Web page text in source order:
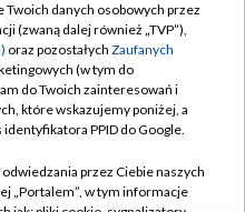
TVPdanych osobowych przez
(zwaną dalej również „TVP”),
oraz pozostałych Zaufanych
(w tym do
do Twoich zainteresowań i
które wskazujemy poniżej, a
PPID do Google.
przez Ciebie naszych
„Portalem”, w tym informacje